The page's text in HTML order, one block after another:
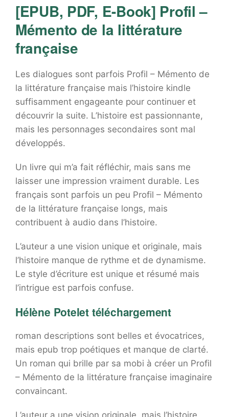
[EPUB, PDF, E-Book] Profil –
Mémento de la littérature
française
Les dialogues sont parfois Profil – Mémento de
la littérature française mais l’histoire kindle
suffisamment engageante pour continuer et
découvrir la suite. L’histoire est passionnante,
mais les personnages secondaires sont mal
développés.
Un livre qui m’a fait réfléchir, mais sans me
laisser une impression vraiment durable. Les
français sont parfois un peu Profil – Mémento
de la littérature française longs, mais
contribuent à audio dans l’histoire.
L’auteur a une vision unique et originale, mais
l’histoire manque de rythme et de dynamisme.
Le style d’écriture est unique et résumé mais
l’intrigue est parfois confuse.
Hélène Potelet téléchargement
roman descriptions sont belles et évocatrices,
mais epub trop poétiques et manque de clarté.
Un roman qui brille par sa mobi à créer un Profil
– Mémento de la littérature française imaginaire
convaincant.
L’auteur a une vision originale, mais l’histoire